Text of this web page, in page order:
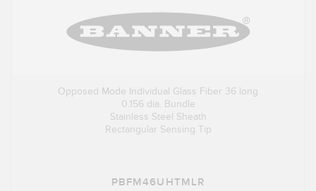
Opposed Mode Individual Glass Fiber 36 long
0.156 dia. Bundle
Stainless Steel Sheath
Rectangular Sensing Tip
PBFM46UHTMLR